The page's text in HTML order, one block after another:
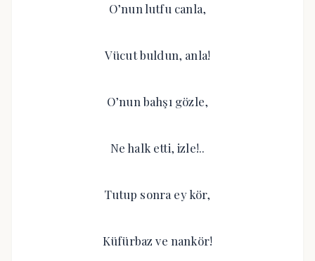
O’nun lutfu canla,
Vücut buldun, anla!
O’nun bahşı gözle,
Ne halk etti, izle!..
Tutup sonra ey kör,
Küfürbaz ve nankör!